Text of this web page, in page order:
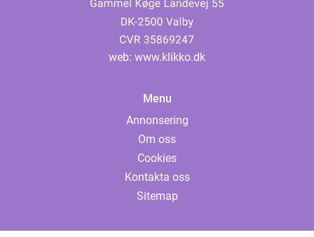
web: www.klikko.dk
Menu
Annonsering
Om oss
Cookies
Kontakta oss
Sitemap